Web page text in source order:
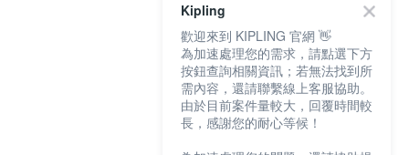
Kipling
歡迎來到 KIPLING 官網 👋
為加速處理您的需求，請點選下方
按鈕查詢相關資訊；若無法找到所
需內容，還請聯繫線上客服協助。
由於目前案件量較大，回覆時間較
長，感謝您的耐心等候！